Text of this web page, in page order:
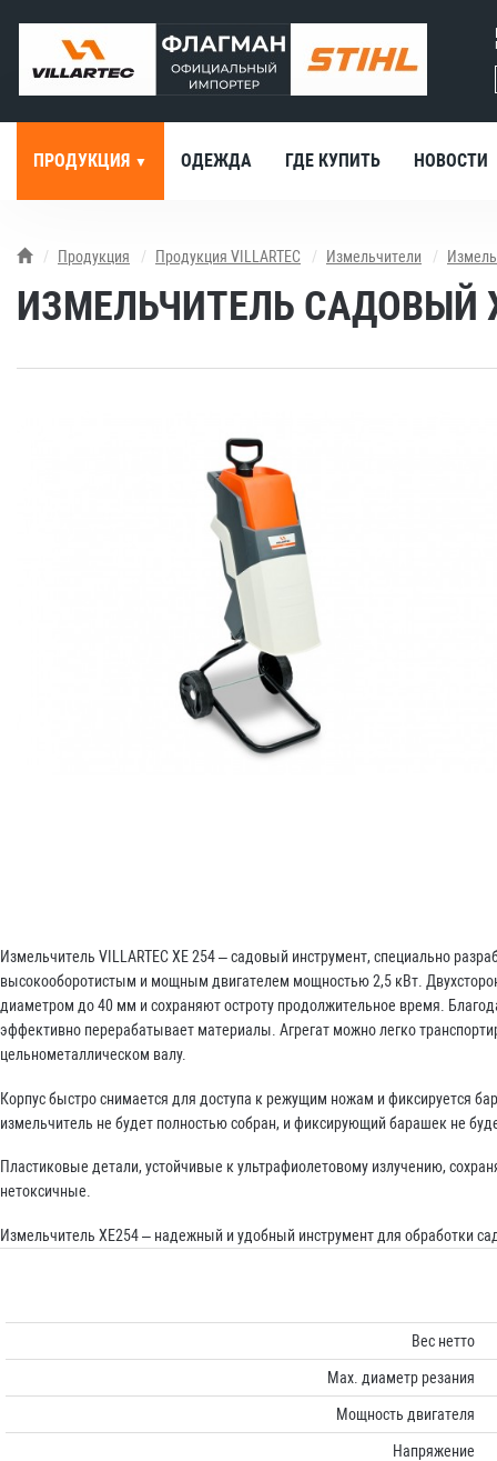
ПРОДУКЦИЯ ОДЕЖДА ГДЕ КУПИТЬ НОВОСТИ
Продукция Продукция VILLARTEC Измельчители
ИЗМЕЛЬЧИТЕЛЬ САДОВЫЙ
Измельчитель VILLARTEC XE 254 – садовый инструмент, специально
высокооборотистым и мощным двигателем мощностью 2,5 кВт.
диаметром до 40 мм и сохраняют остроту продолжительное время.
эффективно перерабатывает материалы. Агрегат можно легко
цельнометаллическом валу.
Корпус быстро снимается для доступа к режущим ножам и фиксируется
измельчитель не будет полностью собран, и фиксирующий барашек не
Пластиковые детали, устойчивые к ультрафиолетовому излучению,
нетоксичные.
Измельчитель ХЕ254 – надежный и удобный инструмент для обработки
Вес нетто
Мах. диаметр резания
Мощность двигателя
Напряжение